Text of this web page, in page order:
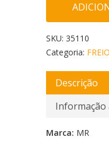
SKU: 35110
Categoria: FREIO
Descrição
Informação
Marca: MR